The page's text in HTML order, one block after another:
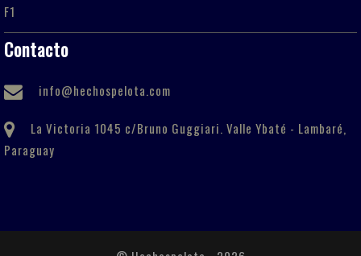
F1
Contacto
info@hechospelota.com
La Victoria 1045 c/Bruno Guggiari. Valle Ybaté - Lambaré,
Paraguay